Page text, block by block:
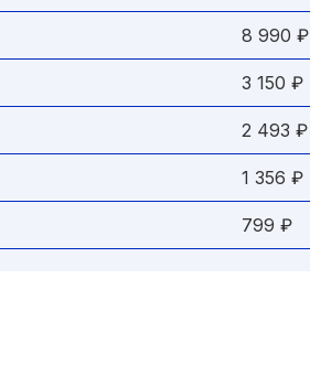
8 990 ₽
3 150 ₽
2 493 ₽
1 356 ₽
799 ₽